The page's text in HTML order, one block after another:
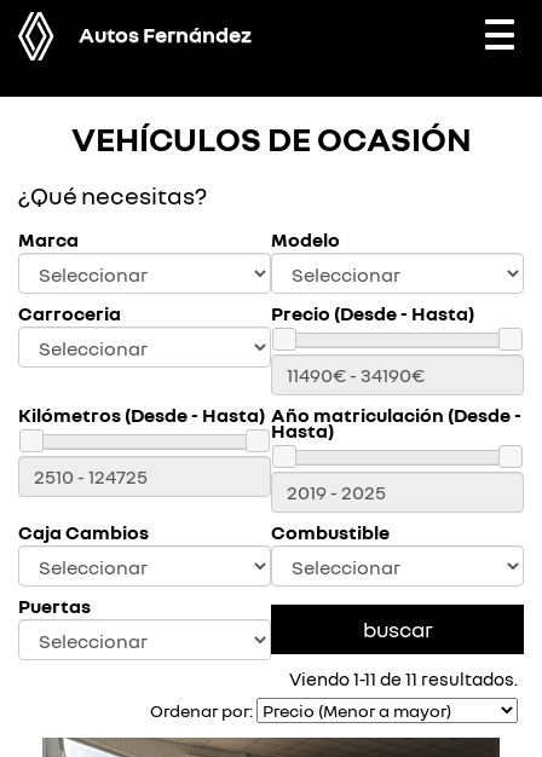
Autos Fernández
VEHÍCULOS DE OCASIÓN
¿Qué necesitas?
Marca Modelo
Carroceria Precio (Desde - Hasta)
Kilómetros (Desde - Hasta) Año matriculación (Desde -
Hasta)
Caja Cambios Combustible
Puertas
Viendo 1-11 de 11 resultados.
Ordenar por: